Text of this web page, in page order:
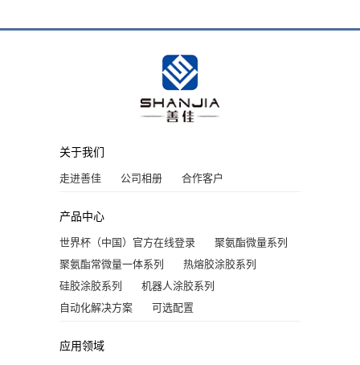
关于我们
走进善佳 公司相册 合作客户
产品中心
世界杯（中国）官方在线登录
聚氨酯微量系列
聚氨酯常微量一体系列
热熔胶涂胶系列
硅胶涂胶系列
机器人涂胶系列
自动化解决方案
可选配置
应用领域